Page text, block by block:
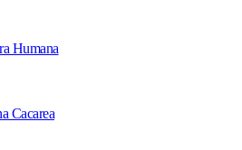
Humana
Cacarea